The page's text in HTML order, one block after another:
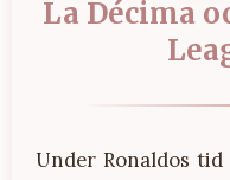
La Décima
Under Ronaldos